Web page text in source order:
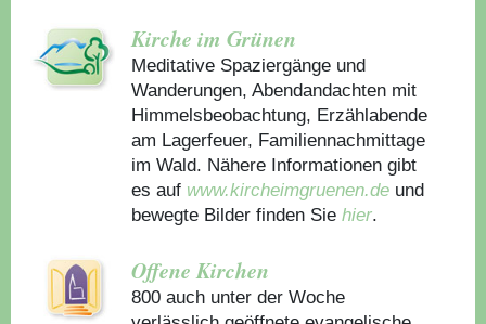
Kirche im Grünen
Meditative Spaziergänge und
Wanderungen, Abendandachten mit
Himmelsbeobachtung, Erzählabende
am Lagerfeuer, Familiennachmittage
im Wald. Nähere Informationen gibt
es auf www.kircheimgruenen.de und
bewegte Bilder finden Sie hier.
Offene Kirchen
800 auch unter der Woche